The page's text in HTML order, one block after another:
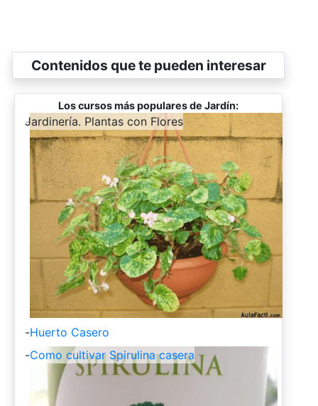
Contenidos que te pueden interesar
Los cursos más populares de Jardín:
-
Jardinería. Plantas con Flores
-Huerto Casero
-Como cultivar Spirulina casera